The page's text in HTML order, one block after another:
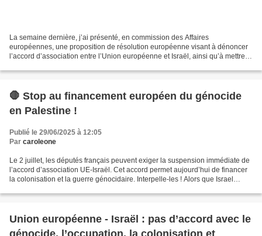
La semaine dernière, j’ai présenté, en commission des Affaires
européennes, une proposition de résolution européenne visant à dénoncer
l’accord d’association entre l’Union européenne et Israël, ainsi qu’à mettre
🛑 Stop au financement européen du génocide
en Palestine !
Publié le 29/06/2025 à 12:05
Par caroleone
Le 2 juillet, les députés français peuvent exiger la suspension immédiate de
l’accord d’association UE-Israël. Cet accord permet aujourd’hui de financer
la colonisation et la guerre génocidaire. Interpelle-les ! Alors que Israel
Union européenne - Israël : pas d’accord avec le
génocide, l’occupation, la colonisation et